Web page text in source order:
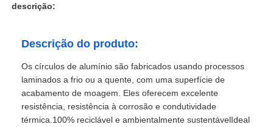
descrição:
Descrição do produto:
Os círculos de alumínio são fabricados usando processos
laminados a frio ou a quente, com uma superfície de
acabamento de moagem. Eles oferecem excelente
resistência, resistência à corrosão e condutividade
térmica.100% reciclável e ambientalmente sustentávelIdeal